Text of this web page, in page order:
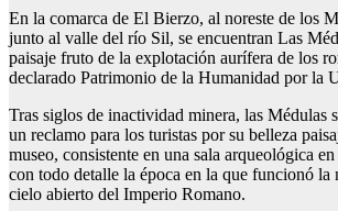
En la comarca de El Bierzo, al noreste de los
junto al valle del río Sil, se encuentran Las
paisaje fruto de la explotación aurífera de los
declarado Patrimonio de la Humanidad por la
Tras siglos de inactividad minera, las Médulas
un reclamo para los turistas por su belleza
museo, consistente en una sala arqueológica
con todo detalle la época en la que funcionó la
cielo abierto del Imperio Romano.